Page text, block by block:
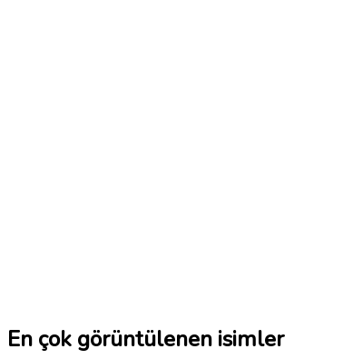
En çok görüntülenen isimler